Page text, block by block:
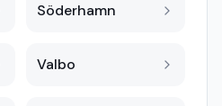
Söderhamn
Valbo